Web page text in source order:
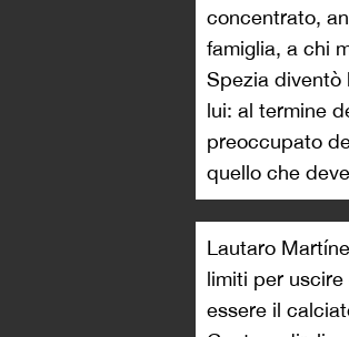
concentrato,
famiglia, a chi
Spezia diventò
lui: al termine
preoccupato
quello che
Lautaro
limiti per uscire
essere il